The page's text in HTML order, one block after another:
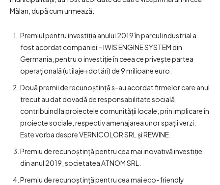
Mălan, după cum urmează:
Premiul pentru investiția anului 2019 în parcul industrial a
fost acordat companiei – IWIS ENGINE SYSTEM din
Germania, pentru o investiție în ceea ce privește partea
operațională (utilaje+dotări) de 9 milioane euro.
Două premii de recunoștință s-au acordat firmelor care anul
trecut au dat dovadă de responsabilitate socială,
contribuind la proiectele comunității locale, prin implicare în
proiecte sociale, respectiv amenajarea unor spații verzi.
Este vorba despre VERNICOLOR SRL și REWINE.
Premiu de recunoștință pentru cea mai inovativă investiție
din anul 2019, societatea ATNOM SRL.
Premiu de recunoștință pentru cea mai eco-friendly